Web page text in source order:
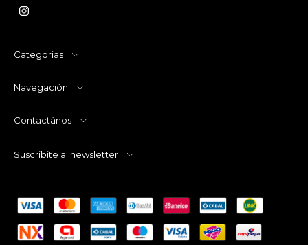
Categorías
Navegación
Contactános
Suscribite al newsletter